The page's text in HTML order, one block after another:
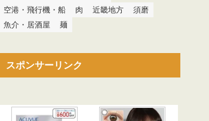
空港・飛行機・船
肉 近畿地方
須磨
魚介・居酒屋
麺
スポンサーリンク